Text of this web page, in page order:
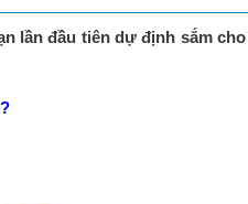
lần đầu tiên dự định sắm